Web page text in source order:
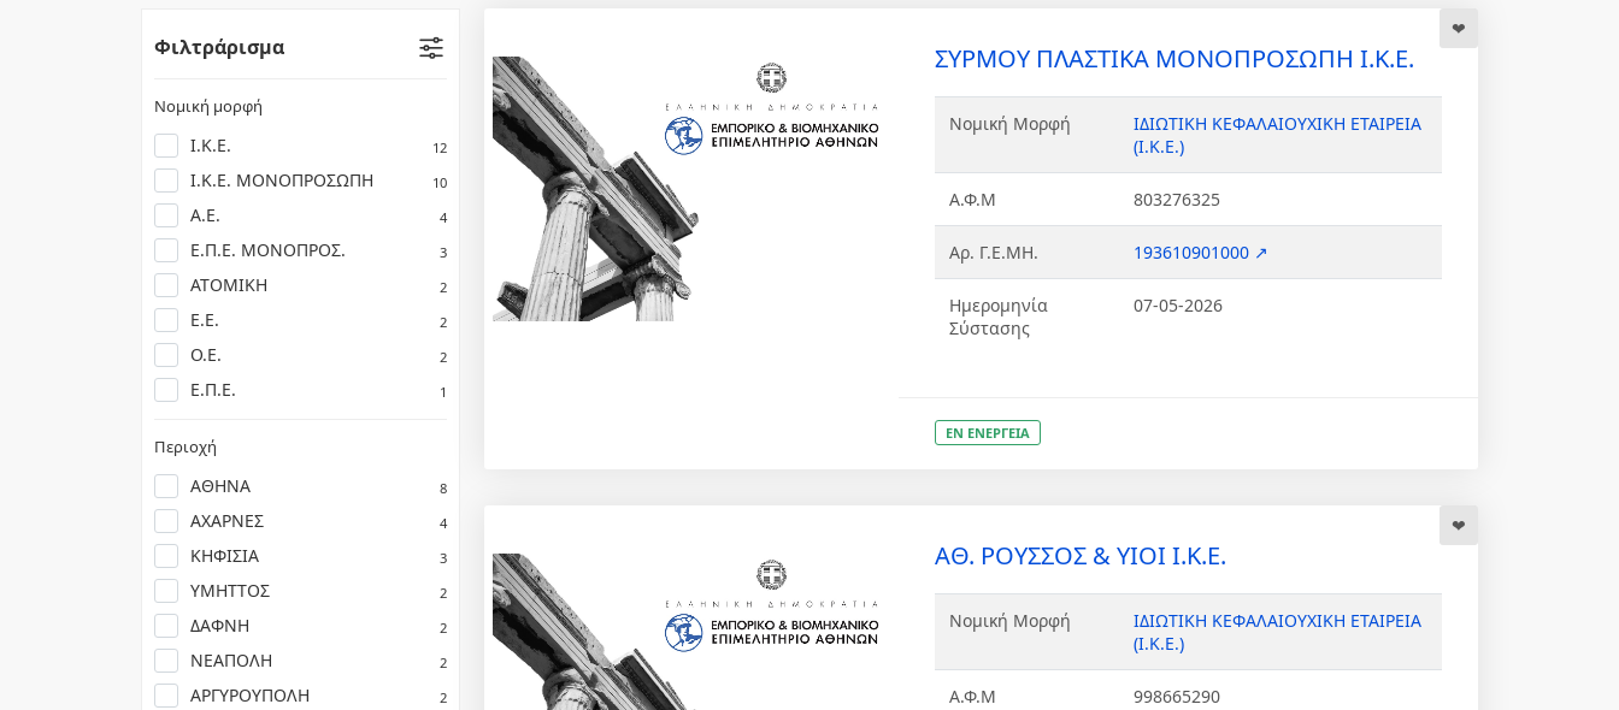
Φιλτράρισμα
Νομική μορφή
Ι.Κ.Ε. 12
Ι.Κ.Ε. ΜΟΝΟΠΡΟΣΩΠΗ 10
Α.Ε. 4
Ε.Π.Ε. ΜΟΝΟΠΡΟΣ. 3
ΑΤΟΜΙΚΗ 2
Ε.Ε. 2
Ο.Ε. 2
Ε.Π.Ε. 1
Περιοχή
ΑΘΗΝΑ 8
ΑΧΑΡΝΕΣ 4
ΚΗΦΙΣΙΑ 3
ΥΜΗΤΤΟΣ 2
ΔΑΦΝΗ 2
ΝΕΑΠΟΛΗ 2
ΑΡΓΥΡΟΥΠΟΛΗ 2
ΣΥΡΜΟΥ ΠΛΑΣΤΙΚΑ ΜΟΝΟΠΡΟΣΩΠΗ Ι.Κ.Ε.
Νομική Μορφή
ΙΔΙΩΤΙΚΗ ΚΕΦΑΛΑΙΟΥΧΙΚΗ ΕΤΑΙΡΕΙΑ
(Ι.Κ.Ε.)
Α.Φ.Μ 803276325
Αρ. Γ.Ε.ΜΗ. 193610901000 ↗
Ημερομηνία
Σύστασης
07-05-2026
ΕΝ ΕΝΕΡΓΕΙΑ
ΑΘ. ΡΟΥΣΣΟΣ & ΥΙΟΙ Ι.Κ.Ε.
Νομική Μορφή
ΙΔΙΩΤΙΚΗ ΚΕΦΑΛΑΙΟΥΧΙΚΗ ΕΤΑΙΡΕΙΑ
(Ι.Κ.Ε.)
Α.Φ.Μ 998665290